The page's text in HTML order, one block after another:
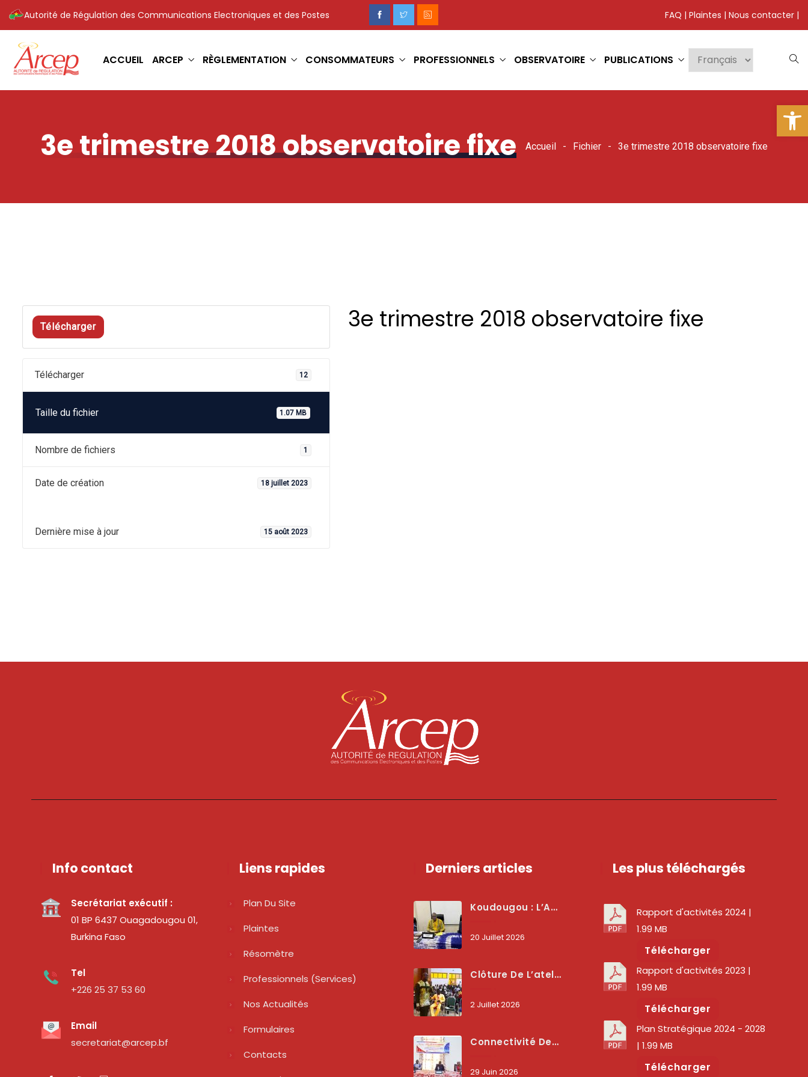
Autorité de Régulation des Communications Electroniques et des Postes FAQ | Plaintes | Nous contacter |
ACCUEIL ARCEP RÈGLEMENTATION CONSOMMATEURS PROFESSIONNELS OBSERVATOIRE PUBLICATIONS
3e trimestre 2018 observatoire fixe Accueil Fichier 3e trimestre 2018 observatoire fixe
Télécharger
Télécharger 12
Taille du fichier 1.07 MB
Nombre de fichiers 1
Date de création 18 juillet 2023
Dernière mise à jour 15 août 2023
3e trimestre 2018 observatoire fixe
Info contact
Secrétariat exécutif :
01 BP 6437 Ouagadougou 01,
Burkina Faso
Tel
+226 25 37 53 60
Email
secretariat@arcep.bf
Liens rapides
Plan Du Site
Plaintes
Résomètre
Professionnels (services)
Nos Actualités
Formulaires
Contacts
Derniers articles
Koudougou : L’ARCEP Renforce Le Dialogue Avec Les Associations De Consommateurs Pour Mieux Protéger Les Usagers
20 Juillet 2026
Clôture De L’atelier National : L’ARCEP Et Les Collectivités Territoriales Consolident Leur Partenariat Pour Booster La Qualité Des Services Numériques
2 Juillet 2026
Connectivité Des Territoires : L’ARCEP Et Les Collectivités Territoriales Scellent Un Pacte Stratégique À Bobo-Dioulasso Pour Booster La Qualité Des Réseaux
29 Juin 2026
Les plus téléchargés
Rapport d'activités 2024 |
1.99 MB
Télécharger
Rapport d'activités 2023 |
1.99 MB
Télécharger
Plan Stratégique 2024 - 2028
| 1.99 MB
Télécharger